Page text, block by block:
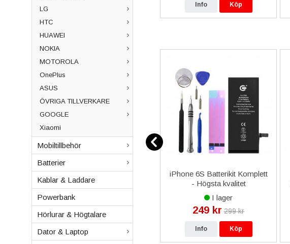
LG
HTC
HUAWEI
NOKIA
MOTOROLA
OnePlus
ASUS
ÖVRIGA TILLVERKARE
GOOGLE
Xiaomi
Mobiltillbehör
Batterier
Kablar & Laddare
Powerbank
Hörlurar & Högtalare
Dator & Laptop
Info Köp
Gear4 Fodral iPhone XS Max
Oxford Skyddande D3O -
129 kr
Info
iPhone 6S Batterikit Komplett
- Högsta kvalitet
I lager
249 kr 299 kr
Info Köp